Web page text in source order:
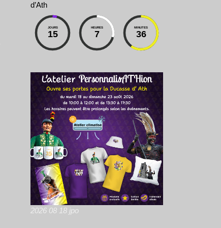
d’Ath
JOURS
15
HEURES
7
MINUTES
36
2026 08 18 jpo